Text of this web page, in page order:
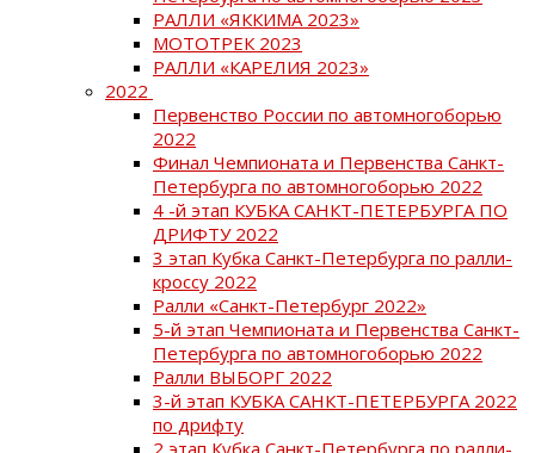
РАЛЛИ «ЯККИМА 2023»
МОТОТРЕК 2023
РАЛЛИ «КАРЕЛИЯ 2023»
2022
Первенство России по автомногоборью
2022
Финал Чемпионата и Первенства Санкт-
Петербурга по автомногоборью 2022
4 -й этап КУБКА САНКТ-ПЕТЕРБУРГА ПО
ДРИФТУ 2022
3 этап Кубка Санкт-Петербурга по ралли-
кроссу 2022
Ралли «Санкт-Петербург 2022»
5-й этап Чемпионата и Первенства Санкт-
Петербурга по автомногоборью 2022
Ралли ВЫБОРГ 2022
3-й этап КУБКА САНКТ-ПЕТЕРБУРГА 2022
по дрифту
2 этап Кубка Санкт-Петербурга по ралли-